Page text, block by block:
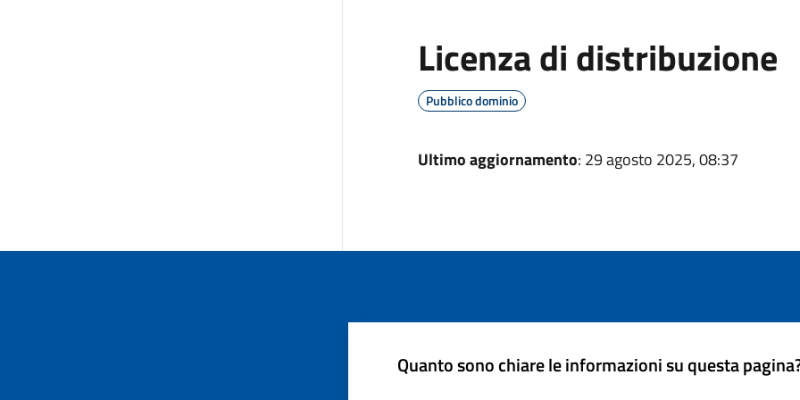
Licenza di distribuzione
Pubblico dominio
Ultimo aggiornamento: 29 agosto 2025, 08:37
Quanto sono chiare le informazioni su questa